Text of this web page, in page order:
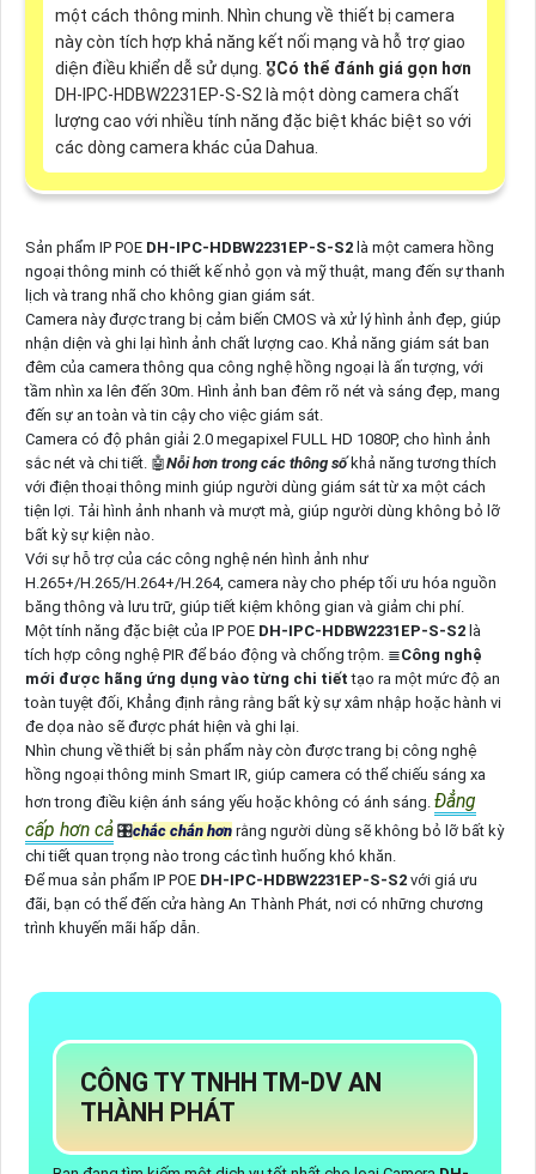
một cách thông minh. Nhìn chung về thiết bị camera
này còn tích hợp khả năng kết nối mạng và hỗ trợ giao
diện điều khiển dễ sử dụng. 🎖️Có thể đánh giá gọn hơn
DH-IPC-HDBW2231EP-S-S2 là một dòng camera chất
lượng cao với nhiều tính năng đặc biệt khác biệt so với
các dòng camera khác của Dahua.
Sản phẩm IP POEDH-IPC-HDBW2231EP-S-S2 là một camera hồng
ngoại thông minh có thiết kế nhỏ gọn và mỹ thuật, mang đến sự thanh
lịch và trang nhã cho không gian giám sát.
Camera này được trang bị cảm biến CMOS và xử lý hình ảnh đẹp, giúp
nhận diện và ghi lại hình ảnh chất lượng cao. Khả năng giám sát ban
đêm của camera thông qua công nghệ hồng ngoại là ấn tượng, với
tầm nhìn xa lên đến 30m. Hình ảnh ban đêm rõ nét và sáng đẹp, mang
đến sự an toàn và tin cậy cho việc giám sát.
Camera có độ phân giải 2.0 megapixel FULL HD 1080P, cho hình ảnh
sắc nét và chi tiết. 🤖️Nỗi hơn trong các thông sốkhả năng tương thích
với điện thoại thông minh giúp người dùng giám sát từ xa một cách
tiện lợi. Tải hình ảnh nhanh và mượt mà, giúp người dùng không bỏ lỡ
bất kỳ sự kiện nào.
Với sự hỗ trợ của các công nghệ nén hình ảnh như
H.265+/H.265/H.264+/H.264, camera này cho phép tối ưu hóa nguồn
băng thông và lưu trữ, giúp tiết kiệm không gian và giảm chi phí.
Một tính năng đặc biệt của IP POEDH-IPC-HDBW2231EP-S-S2 là
tích hợp công nghệ PIR để báo động và chống trộm. ≣Công nghệ
mới được hãng ứng dụng vào từng chi tiết tạo ra một mức độ an
toàn tuyệt đối, Khẳng định rằng rằng bất kỳ sự xâm nhập hoặc hành vi
đe dọa nào sẽ được phát hiện và ghi lại.
Nhìn chung về thiết bị sản phẩm này còn được trang bị công nghệ
hồng ngoại thông minh Smart IR, giúp camera có thể chiếu sáng xa
hơn trong điều kiện ánh sáng yếu hoặc không có ánh sáng. Đẳng
cấp hơn cả🎛chắc chắn hơnrằng người dùng sẽ không bỏ lỡ bất kỳ
chi tiết quan trọng nào trong các tình huống khó khăn.
Để mua sản phẩm IP POEDH-IPC-HDBW2231EP-S-S2 với giá ưu
đãi, bạn có thể đến cửa hàng An Thành Phát, nơi có những chương
trình khuyến mãi hấp dẫn.
CÔNG TY TNHH TM-DV AN
THÀNH PHÁT